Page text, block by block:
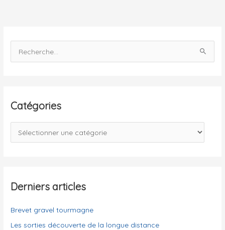
e
e
h
Catégories
a
g
r
i
Derniers articles
Brevet gravel tourmagne
Les sorties découverte de la longue distance